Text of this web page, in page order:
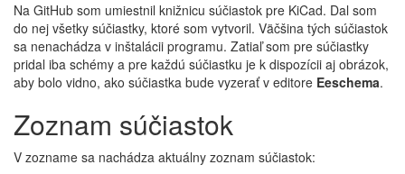
Na GitHub som umiestnil knižnicu súčiastok pre KiCad. Dal som
do nej všetky súčiastky, ktoré som vytvoril. Väčšina tých súčiastok
sa nenachádza v inštalácii programu. Zatiaľ som pre súčiastky
pridal iba schémy a pre každú súčiastku je k dispozícii aj obrázok,
aby bolo vidno, ako súčiastka bude vyzerať v editore Eeschema.
Zoznam súčiastok
V zozname sa nachádza aktuálny zoznam súčiastok: